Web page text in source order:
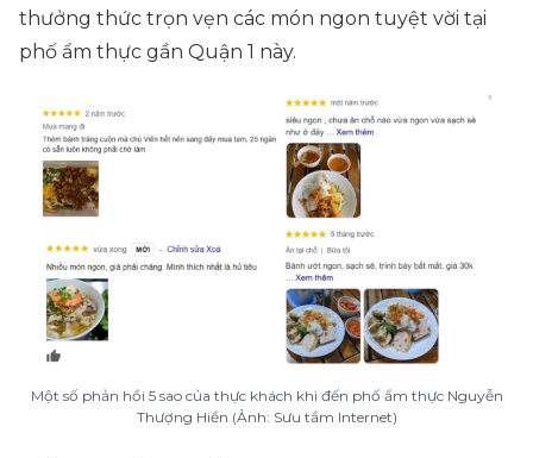
thưởng thức trọn vẹn các món ngon tuyệt vời tại
phố ẩm thực gần Quận 1 này.
Một số phản hồi 5 sao của thực khách khi đến phố ẩm thực Nguyễn
Thượng Hiền (Ảnh: Sưu tầm Internet)